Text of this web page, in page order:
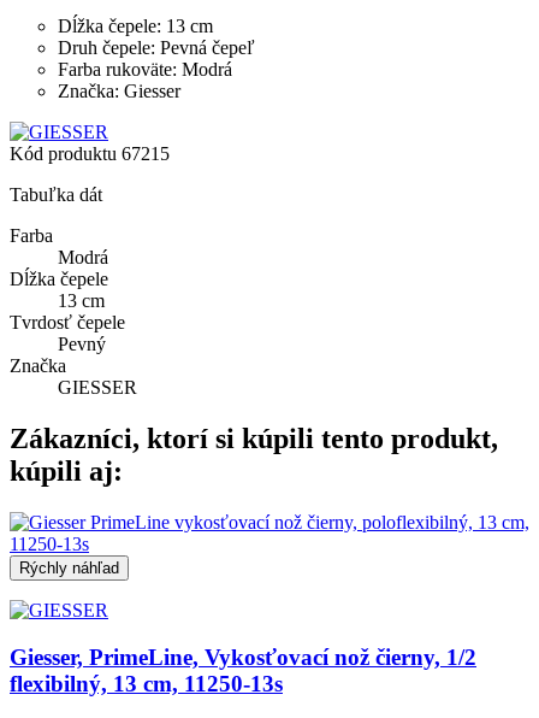
Dĺžka čepele: 13 cm
Druh čepele: Pevná čepeľ
Farba rukoväte: Modrá
Značka: Giesser
Kód produktu 67215
Tabuľka dát
Farba
Modrá
Dĺžka čepele
13 cm
Tvrdosť čepele
Pevný
Značka
GIESSER
Zákazníci, ktorí si kúpili tento produkt,
kúpili aj:
Rýchly náhľad
Giesser, PrimeLine, Vykosťovací nož čierny, 1/2
flexibilný, 13 cm, 11250-13s